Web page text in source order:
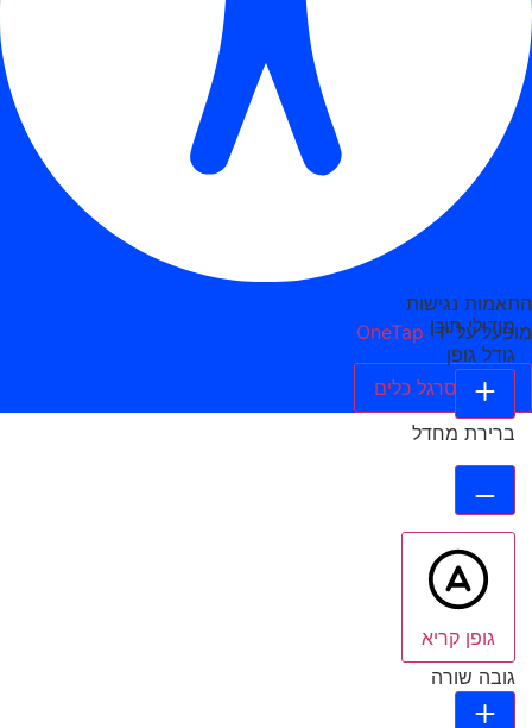
התאמות נגישות
מופעל על ידי OneTap
הסתר סרגל כלים
מודולי תוכן
גודל גופן
ברירת מחדל
גופן קריא
גובה שורה